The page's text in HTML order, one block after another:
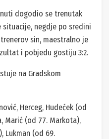
dogodio se trenutak
negdje po sredini
sin, maestralno je
i pobjedu gostiju 3:2.
na Gradskom
Herceg, Hudećek (od
Marić (od 77. Markota),
Lukman (od 69.